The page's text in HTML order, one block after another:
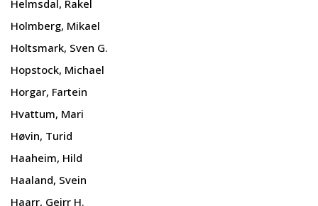
Helmsdal, Rakel
Holmberg, Mikael
Holtsmark, Sven G.
Hopstock, Michael
Horgar, Fartein
Hvattum, Mari
Høvin, Turid
Haaheim, Hild
Haaland, Svein
Haarr, Geirr H.